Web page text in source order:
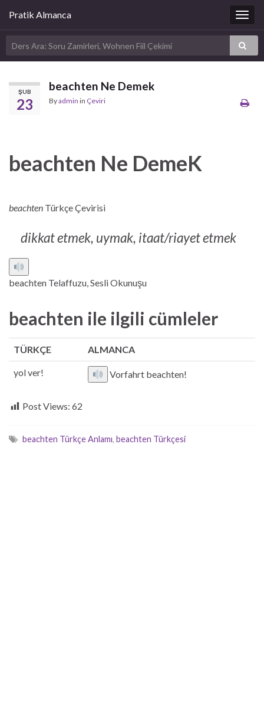
Pratik Almanca
ŞUB
23
beachten Ne Demek
Byadmin in Çeviri
beachten Ne DemeK
beachten Türkçe Çevirisi
dikkat etmek, uymak, itaat/riayet etmek
beachten Telaffuzu, Sesli Okunuşu
beachten ile ilgili cümleler
TÜRKÇE ALMANCA
yol ver! Vorfahrt beachten!
Post Views: 62
beachten Türkçe Anlamı, beachten Türkçesi